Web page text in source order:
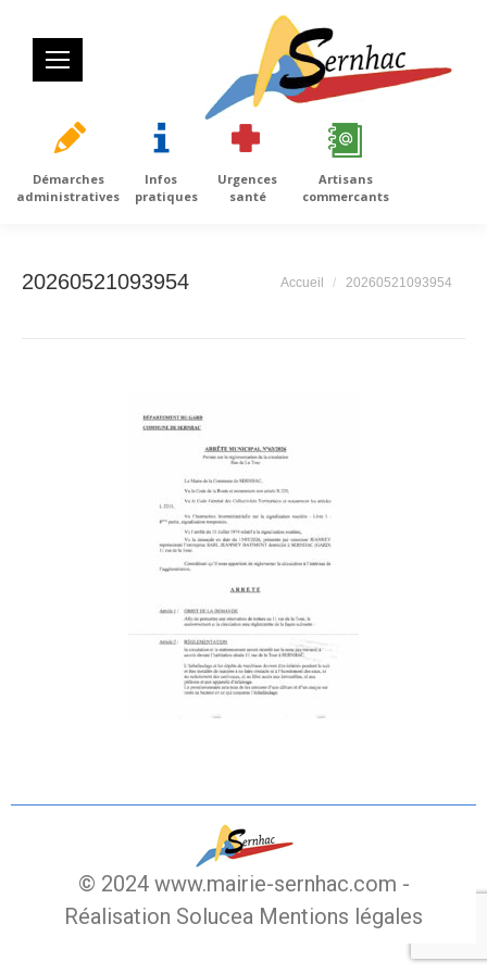
Démarches
administratives
Infos
pratiques
Urgences
santé
Artisans
commercants
20260521093954 Vous êtes ici :
Accueil 20260521093954
© 2024 www.mairie-sernhac.com -
Réalisation Solucea Mentions légales